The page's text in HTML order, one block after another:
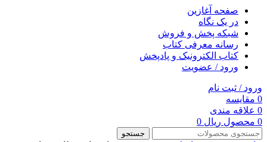
صفحه آغازین
در یک نگاه
شبکه پخش و فروش
رسانه معرفی کتاب
کتاب الکترونیک و پادپخش
ورود / عضویت
ورود / ثبت نام
0 مقایسه
0 علاقه مندی
0 محصول ریال
جستجو